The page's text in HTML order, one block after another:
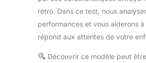
rétro. Dans ce test, nous
performances et vous aiderons à
répond aux attentes de votre
Découvrir ce modèle peut